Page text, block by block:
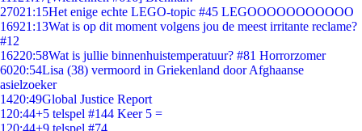
27021:15Het enige echte LEGO-topic #45 LEGOOOOOOOOOOO
16921:13Wat is op dit moment volgens jou de meest irritante reclame?
#12
16220:58Wat is jullie binnenhuistemperatuur? #81 Horrorzomer
6020:54Lisa (38) vermoord in Griekenland door Afghaanse
asielzoeker
1420:49Global Justice Report
1 20:44+5 telspel #144 Keer 5 =
1 20:44+9 telspel #74